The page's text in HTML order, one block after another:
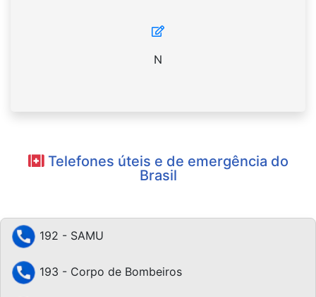
N
Telefones úteis e de emergência do
Brasil
192 - SAMU
193 - Corpo de Bombeiros